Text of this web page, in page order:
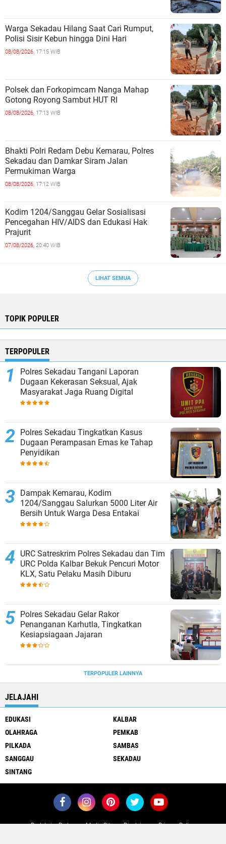
Warga Sekadau Hilang Saat Cari Rumput,
Polisi Sisir Kebun hingga Dini Hari
08/08/2026, 17:15 WIB
Polsek dan Forkopimcam Nanga Mahap
Gotong Royong Sambut HUT RI
08/08/2026, 17:13 WIB
Bhakti Polri Redam Debu Kemarau, Polres
Sekadau dan Damkar Siram Jalan
Permukiman Warga
08/08/2026, 17:12 WIB
Kodim 1204/Sanggau Gelar Sosialisasi
Pencegahan HIV/AIDS dan Edukasi Hak
Prajurit
07/08/2026, 20:40 WIB
LIHAT SEMUA
TOPIK POPULER
TERPOPULER
Polres Sekadau Tangani Laporan
Dugaan Kekerasan Seksual, Ajak
Masyarakat Jaga Ruang Digital
Polres Sekadau Tingkatkan Kasus
Dugaan Perampasan Emas ke Tahap
Penyidikan
Dampak Kemarau, Kodim
1204/Sanggau Salurkan 5000 Liter Air
Bersih Untuk Warga Desa Entakai
URC Satreskrim Polres Sekadau dan Tim
URC Polda Kalbar Bekuk Pencuri Motor
KLX, Satu Pelaku Masih Diburu
Polres Sekadau Gelar Rakor
Penanganan Karhutla, Tingkatkan
Kesiapsiagaan Jajaran
TERPOPULER LAINNYA
JELAJAHI
EDUKASI
KALBAR
OLAHRAGA
PEMKAB
PILKADA
SAMBAS
SANGGAU
SEKADAU
SINTANG
Redaksi Pedoman Media Siber Disclaimer
Privacy Policy